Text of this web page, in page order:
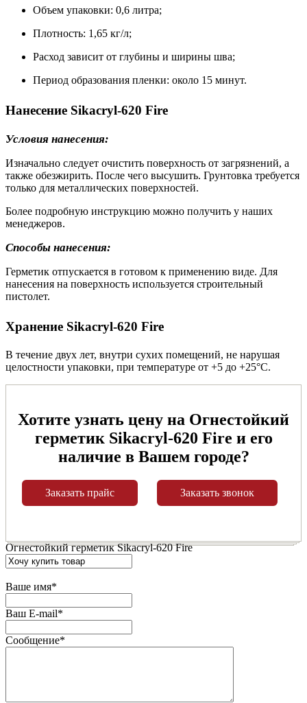
Объем упаковки: 0,6 литра;
Плотность: 1,65 кг/л;
Расход зависит от глубины и ширины шва;
Период образования пленки: около 15 минут.
Нанесение Sikacryl-620 Fire
Условия нанесения:
Изначально следует очистить поверхность от загрязнений, а
также обезжирить. После чего высушить. Грунтовка требуется
только для металлических поверхностей.
Более подробную инструкцию можно получить у наших
менеджеров.
Способы нанесения:
Герметик отпускается в готовом к применению виде. Для
нанесения на поверхность используется строительный
пистолет.
Хранение Sikacryl-620 Fire
В течение двух лет, внутри сухих помещений, не нарушая
целостности упаковки, при температуре от +5 до +25°С.
Хотите узнать цену на Огнестойкий
герметик Sikacryl-620 Fire и его
наличие в Вашем городе?
Заказать прайс Заказать звонок
Огнестойкий герметик Sikacryl-620 Fire
Ваше имя*
Ваш E-mail*
Сообщение*